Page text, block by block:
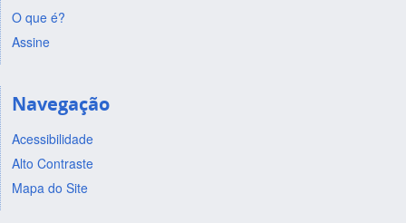
O que é?
Assine
Navegação
Acessibilidade
Alto Contraste
Mapa do Site